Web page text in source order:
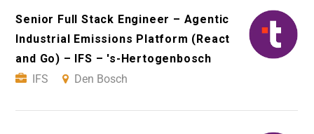
Senior Full Stack Engineer – Agentic
Industrial Emissions Platform (React
and Go) – IFS – 's-Hertogenbosch
IFS
Den Bosch